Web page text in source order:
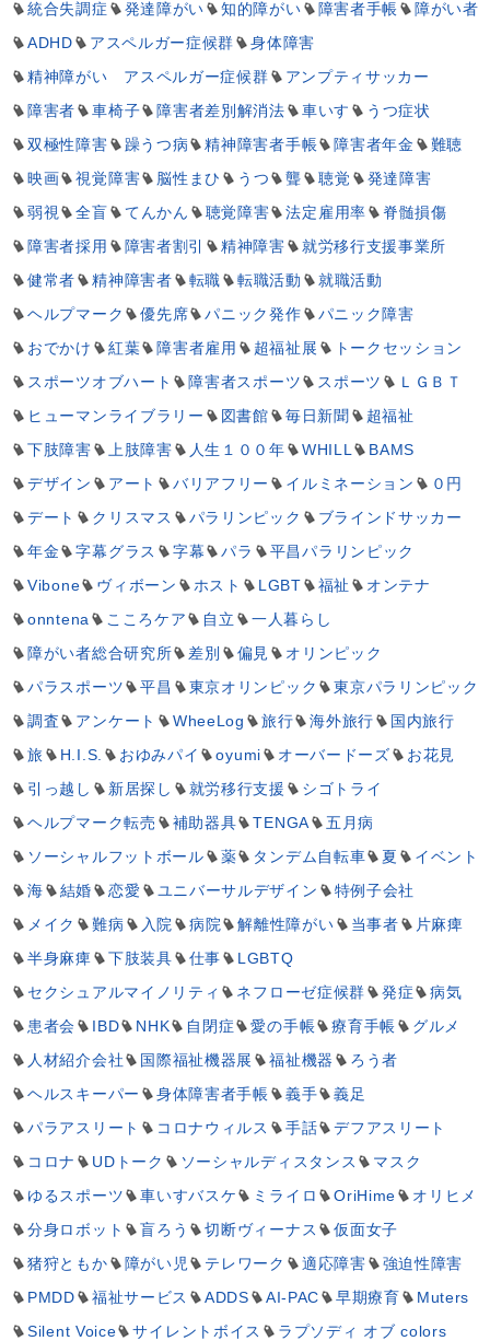
統合失調症 発達障がい 知的障がい 障害者手帳
障がい者
ADHD
アスペルガー症候群
身体障害
精神障がい アスペルガー症候群
アンプティサッカー
障害者
車椅子 障害者差別解消法 車いす
うつ症状
双極性障害
躁うつ病 精神障害者手帳 障害者年金
難聴
映画
視覚障害 脳性まひ うつ 聾 聴覚
発達障害
弱視
全盲 てんかん 聴覚障害 法定雇用率
脊髄損傷
障害者採用
障害者割引 精神障害
就労移行支援事業所
健常者
精神障害者 転職 転職活動
就職活動
ヘルプマーク
優先席 パニック発作
パニック障害
おでかけ
紅葉 障害者雇用 超福祉展
トークセッション
スポーツオブハート
障害者スポーツ スポーツ
ＬＧＢＴ
ヒューマンライブラリー
図書館 毎日新聞
超福祉
下肢障害
上肢障害 人生１００年 WHILL
BAMS
デザイン
アート バリアフリー イルミネーション
０円
デート
クリスマス パラリンピック
ブラインドサッカー
年金
字幕グラス 字幕 パラ
平昌パラリンピック
Vibone
ヴィボーン ホスト LGBT 福祉
オンテナ
onntena
こころケア 自立
一人暮らし
障がい者総合研究所
差別 偏見
オリンピック
パラスポーツ
平昌 東京オリンピック
東京パラリンピック
調査
アンケート WheeLog 旅行 海外旅行
国内旅行
旅
H.I.S. おゆみパイ oyumi オーバードーズ
お花見
引っ越し
新居探し 就労移行支援
シゴトライ
ヘルプマーク転売
補助器具 TENGA
五月病
ソーシャルフットボール
薬 タンデム自転車 夏
イベント
海
結婚 恋愛 ユニバーサルデザイン
特例子会社
メイク
難病 入院 病院 解離性障がい 当事者
片麻痺
半身麻痺
下肢装具 仕事
LGBTQ
セクシュアルマイノリティ
ネフローゼ症候群 発症
病気
患者会
IBD NHK 自閉症 愛の手帳 療育手帳
グルメ
人材紹介会社
国際福祉機器展 福祉機器
ろう者
ヘルスキーパー
身体障害者手帳 義手
義足
パラアスリート
コロナウィルス 手話
デフアスリート
コロナ
UDトーク ソーシャルディスタンス
マスク
ゆるスポーツ
車いすバスケ ミライロ OriHime
オリヒメ
分身ロボット
盲ろう 切断ヴィーナス
仮面女子
猪狩ともか
障がい児 テレワーク 適応障害
強迫性障害
PMDD
福祉サービス ADDS AI-PAC 早期療育
Muters
Silent Voice
サイレントボイス
ラプソディ オブ colors